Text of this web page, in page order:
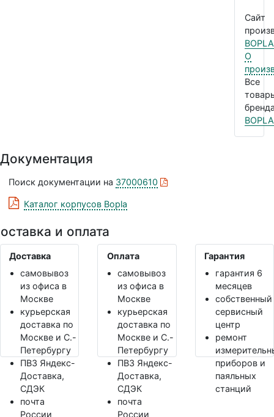
Сайт
BOPLA
О
Все
BOPLA
Документация
Поиск документации на 37000610
Каталог корпусов Bopla
и оплата
Доставка
самовывоз
из офиса в
Москве
курьерская
доставка по
Москве и С.-
Петербургу
ПВЗ Яндекс-
Доставка,
СДЭК
почта
России
Оплата
самовывоз
из офиса в
Москве
курьерская
доставка по
Москве и С.-
Петербургу
ПВЗ Яндекс-
Доставка,
СДЭК
почта
России
Гарантия
гарантия 6
месяцев
собственный
сервисный
центр
ремонт
приборов и
паяльных
станций